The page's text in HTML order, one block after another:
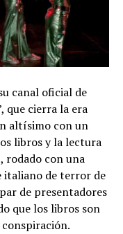
canal oficial de
que cierra la era
altísimo con un
libros y la lectura
rodado con una
italiano de terror de
de presentadores
que los libros son